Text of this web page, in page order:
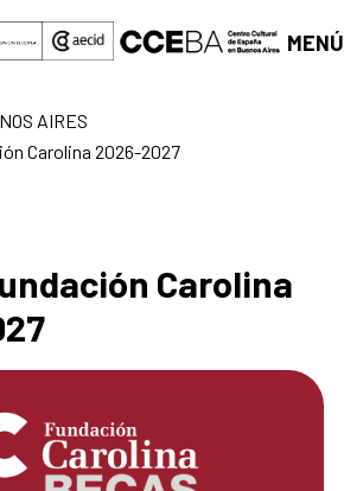
principal
MENÚ
AIRES
Carolina 2026-2027
Carolina